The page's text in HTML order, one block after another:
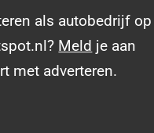
als autobedrijf op
Meld je aan
met adverteren.